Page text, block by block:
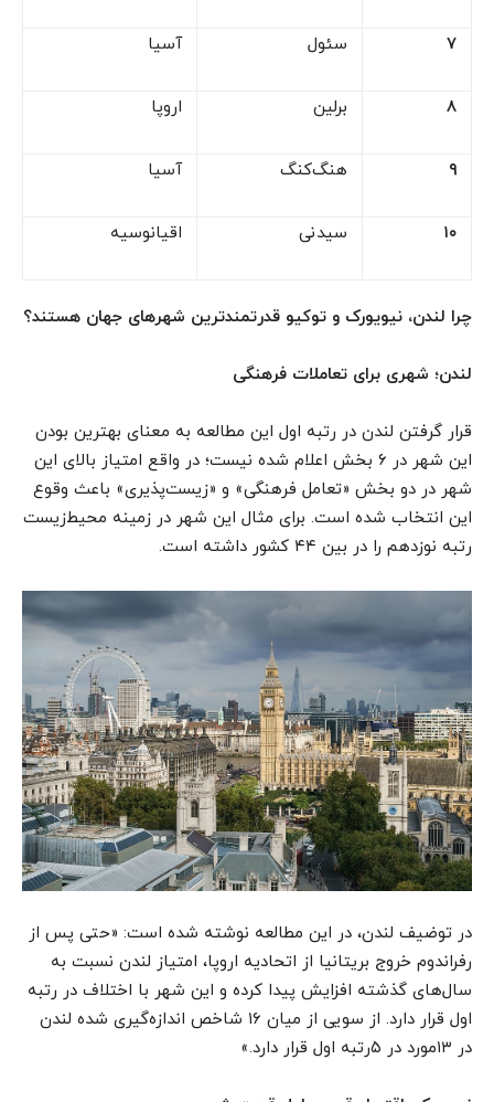
۷ سئول آسیا
۸ برلین اروپا
۹ هنگ‌کنگ آسیا
۱۰ سیدنی اقیانوسیه
چرا لندن، نیویورک و توکیو قدرتمندترین شهرهای جهان هستند؟
لندن؛ شهری برای تعاملات فرهنگی
قرار گرفتن لندن در رتبه اول این مطالعه به معنای بهترین بودن
این شهر در ۶ بخش اعلام شده نیست؛ در واقع امتیاز بالای این
شهر در دو بخش «تعامل فرهنگی» و «زیست‌پذیری» باعث وقوع
این انتخاب شده است. برای مثال این شهر در زمینه محیط‌زیست
رتبه نوزدهم را در بین ۴۴ کشور داشته است.
در توضیف لندن، در این مطالعه نوشته شده است:‌ «حتی پس از
رفراندوم خروج بریتانیا از اتحادیه اروپا، امتیاز لندن نسبت به
سال‌های گذشته افزایش پیدا کرده و این شهر با اختلاف در رتبه
اول قرار دارد. از سویی از میان ۱۶ شاخص اندازه‌گیری شده لندن
در ۱۳مورد در ۵رتبه اول قرار دارد.»